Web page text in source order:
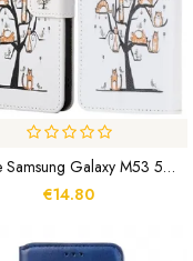
Housse Samsung Galaxy M53 5G Chats À Lanière
€14.80